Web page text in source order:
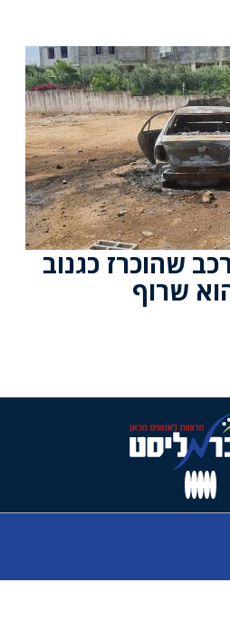
שהוכרז כגנוב
שרוף